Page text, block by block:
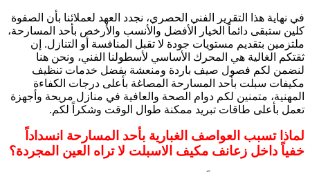
في نهاية هذا التقرير الفني الحصري، نجدد العهد لعملائنا بأن الصفوة
كلين ستبقى دائماً الخيار الأفضل والأنسب والأرخص بأحد المسارحة،
ملتزمين بتقديم مستويات جودة لا تقبل المنافسة أو التنازل. إن
ثقتكم الغالية هي المحرك الأساسي لأسطولنا الفني، ونحن هنا
لنضمن لكم فصول صيف باردة ومنعشة بفضل خدمات تنظيف
مكيفات سبلت بأحد المسارحة المصاغة بأعلى درجات الكفاءة
المهنية، متمنين لكم دوام الصحة والعافية في منازل مريحة وأجهزة
تعمل بأعلى طاقات تبريد ممكنة طوال الوقت وشكراً لكم.
لماذا تسبب العواصف الغبارية بأحد المسارحة انسداداً
خفياً داخل زعانف مكيف الاسبلت لا تراه العين المجردة؟